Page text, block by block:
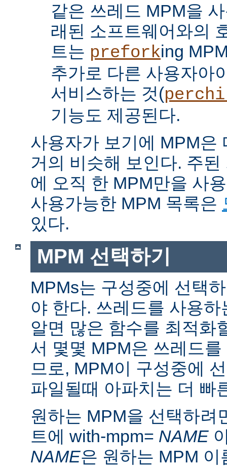
같은 쓰레드 MPM을
래된 소프트웨어와의
트는 preforking
추가로 다른 사용자아
서비스하는 것(
기능도 제공된다.
사용자가 보기에 MPM은
거의 비슷해 보인다. 주
에 오직 한 MPM만을 사
사용가능한 MPM 목록은
있다.
MPM 선택하기
MPMs는 구성중에 선택
야 한다. 쓰레드를 사용
알면 많은 함수를 최적화
서 몇몇 MPM은 쓰레드
므로, MPM이 구성중에
파일될때 아파치는 더 빠
원하는 MPM을 선택하려
트에 with-mpm= NAME
NAME은 원하는 MPM 이